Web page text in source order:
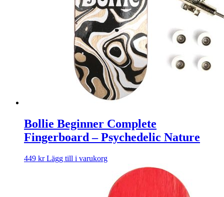
Bollie Beginner Complete
Fingerboard – Psychedelic Nature
449 kr Lägg till i varukorg